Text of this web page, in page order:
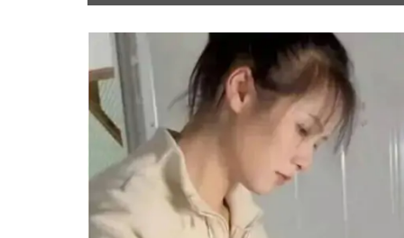
Chính sách
Sự kiện
Đối thoại
Thế giới
Hồ sơ
Tiếng
An